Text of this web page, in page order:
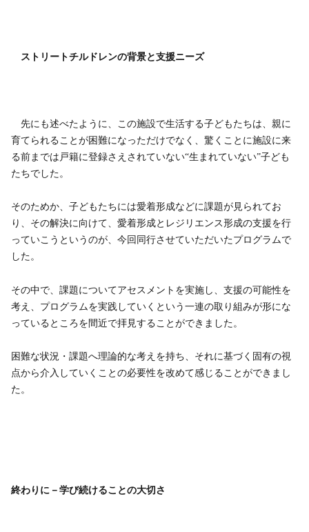
ストリートチルドレンの背景と支援ニーズ
先にも述べたように、この施設で生活する子どもたちは、親に
育てられることが困難になっただけでなく、驚くことに施設に来
る前までは戸籍に登録さえされていない“生まれていない”子ども
たちでした。
そのためか、子どもたちには愛着形成などに課題が見られてお
り、その解決に向けて、愛着形成とレジリエンス形成の支援を行
っていこうというのが、今回同行させていただいたプログラムで
した。
その中で、課題についてアセスメントを実施し、支援の可能性を
考え、プログラムを実践していくという一連の取り組みが形にな
っているところを間近で拝見することができました。
困難な状況・課題へ理論的な考えを持ち、それに基づく固有の視
点から介入していくことの必要性を改めて感じることができまし
た。
終わりに－学び続けることの大切さ